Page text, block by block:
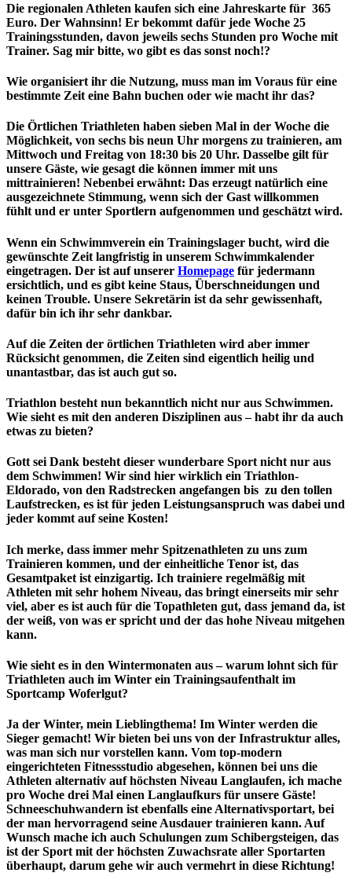
Die regionalen Athleten kaufen sich eine Jahreskarte für 365
Euro. Der Wahnsinn! Er bekommt dafür jede Woche 25
Trainingsstunden, davon jeweils sechs Stunden pro Woche mit
Trainer. Sag mir bitte, wo gibt es das sonst noch!?
Wie organisiert ihr die Nutzung, muss man im Voraus für eine
bestimmte Zeit eine Bahn buchen oder wie macht ihr das?
Die Örtlichen Triathleten haben sieben Mal in der Woche die
Möglichkeit, von sechs bis neun Uhr morgens zu trainieren, am
Mittwoch und Freitag von 18:30 bis 20 Uhr. Dasselbe gilt für
unsere Gäste, wie gesagt die können immer mit uns
mittrainieren! Nebenbei erwähnt: Das erzeugt natürlich eine
ausgezeichnete Stimmung, wenn sich der Gast willkommen
fühlt und er unter Sportlern aufgenommen und geschätzt wird.
Wenn ein Schwimmverein ein Trainingslager bucht, wird die
gewünschte Zeit langfristig in unserem Schwimmkalender
eingetragen. Der ist auf unserer Homepage für jedermann
ersichtlich, und es gibt keine Staus, Überschneidungen und
keinen Trouble. Unsere Sekretärin ist da sehr gewissenhaft,
dafür bin ich ihr sehr dankbar.
Auf die Zeiten der örtlichen Triathleten wird aber immer
Rücksicht genommen, die Zeiten sind eigentlich heilig und
unantastbar, das ist auch gut so.
Triathlon besteht nun bekanntlich nicht nur aus Schwimmen.
Wie sieht es mit den anderen Disziplinen aus – habt ihr da auch
etwas zu bieten?
Gott sei Dank besteht dieser wunderbare Sport nicht nur aus
dem Schwimmen! Wir sind hier wirklich ein Triathlon-
Eldorado, von den Radstrecken angefangen bis zu den tollen
Laufstrecken, es ist für jeden Leistungsanspruch was dabei und
jeder kommt auf seine Kosten!
Ich merke, dass immer mehr Spitzenathleten zu uns zum
Trainieren kommen, und der einheitliche Tenor ist, das
Gesamtpaket ist einzigartig. Ich trainiere regelmäßig mit
Athleten mit sehr hohem Niveau, das bringt einerseits mir sehr
viel, aber es ist auch für die Topathleten gut, dass jemand da, ist
der weiß, von was er spricht und der das hohe Niveau mitgehen
kann.
Wie sieht es in den Wintermonaten aus – warum lohnt sich für
Triathleten auch im Winter ein Trainingsaufenthalt im
Sportcamp Woferlgut?
Ja der Winter, mein Lieblingthema! Im Winter werden die
Sieger gemacht! Wir bieten bei uns von der Infrastruktur alles,
was man sich nur vorstellen kann. Vom top-modern
eingerichteten Fitnessstudio abgesehen, können bei uns die
Athleten alternativ auf höchsten Niveau Langlaufen, ich mache
pro Woche drei Mal einen Langlaufkurs für unsere Gäste!
Schneeschuhwandern ist ebenfalls eine Alternativsportart, bei
der man hervorragend seine Ausdauer trainieren kann. Auf
Wunsch mache ich auch Schulungen zum Schibergsteigen, das
ist der Sport mit der höchsten Zuwachsrate aller Sportarten
überhaupt, darum gehe wir auch vermehrt in diese Richtung!